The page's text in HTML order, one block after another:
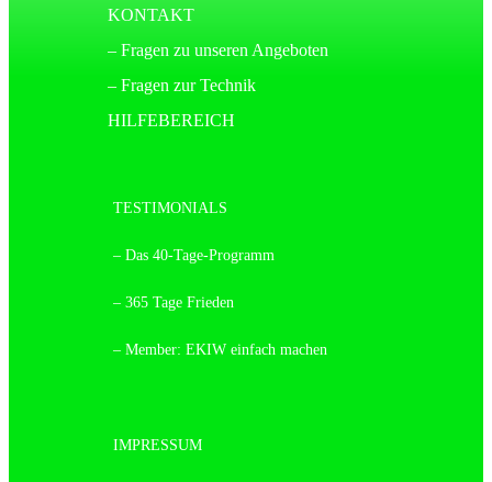
KONTAKT
– Fragen zu unseren Angeboten
– Fragen zur Technik
HILFEBEREICH
TESTIMONIALS
– Das 40-Tage-Programm
– 365 Tage Frieden
– Member: EKIW einfach machen
IMPRESSUM